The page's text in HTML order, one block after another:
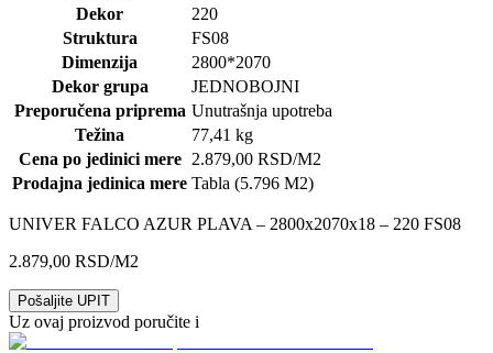
Dekor
220
Struktura
FS08
Dimenzija
2800*2070
Dekor grupa
JEDNOBOJNI
Preporučena priprema Unutrašnja upotreba
Težina
77,41 kg
Cena po jedinici mere
2.879,00 RSD/M2
Prodajna jedinica mere Tabla (5.796 M2)
UNIVER FALCO AZUR PLAVA – 2800x2070x18 – 220 FS08
2.879,00 RSD/M2
Pošaljite UPIT
Uz ovaj proizvod poručite i